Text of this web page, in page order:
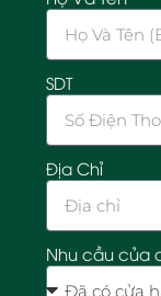
SDT
Địa Chỉ
Nhu cầu của